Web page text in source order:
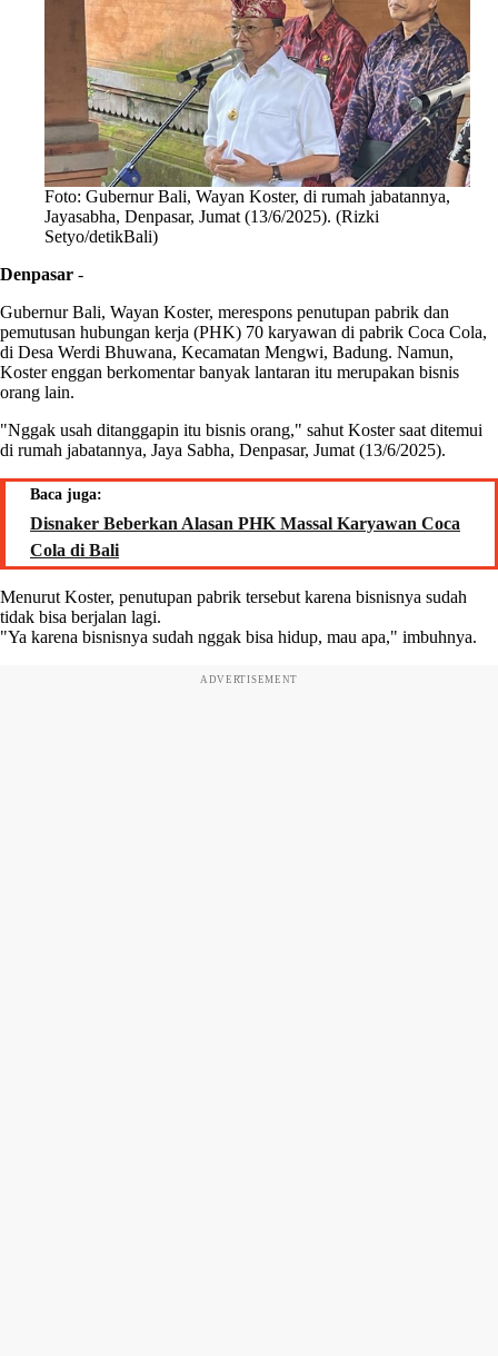
Foto: Gubernur Bali, Wayan Koster, di rumah jabatannya,
Jayasabha, Denpasar, Jumat (13/6/2025). (Rizki
Setyo/detikBali)
Denpasar -
Gubernur Bali, Wayan Koster, merespons penutupan pabrik dan
pemutusan hubungan kerja (PHK) 70 karyawan di pabrik Coca Cola,
di Desa Werdi Bhuwana, Kecamatan Mengwi, Badung. Namun,
Koster enggan berkomentar banyak lantaran itu merupakan bisnis
orang lain.
"Nggak usah ditanggapin itu bisnis orang," sahut Koster saat ditemui
di rumah jabatannya, Jaya Sabha, Denpasar, Jumat (13/6/2025).
Baca juga:
Disnaker Beberkan Alasan PHK Massal Karyawan Coca
Cola di Bali
Menurut Koster, penutupan pabrik tersebut karena bisnisnya sudah
tidak bisa berjalan lagi.
"Ya karena bisnisnya sudah nggak bisa hidup, mau apa," imbuhnya.
ADVERTISEMENT